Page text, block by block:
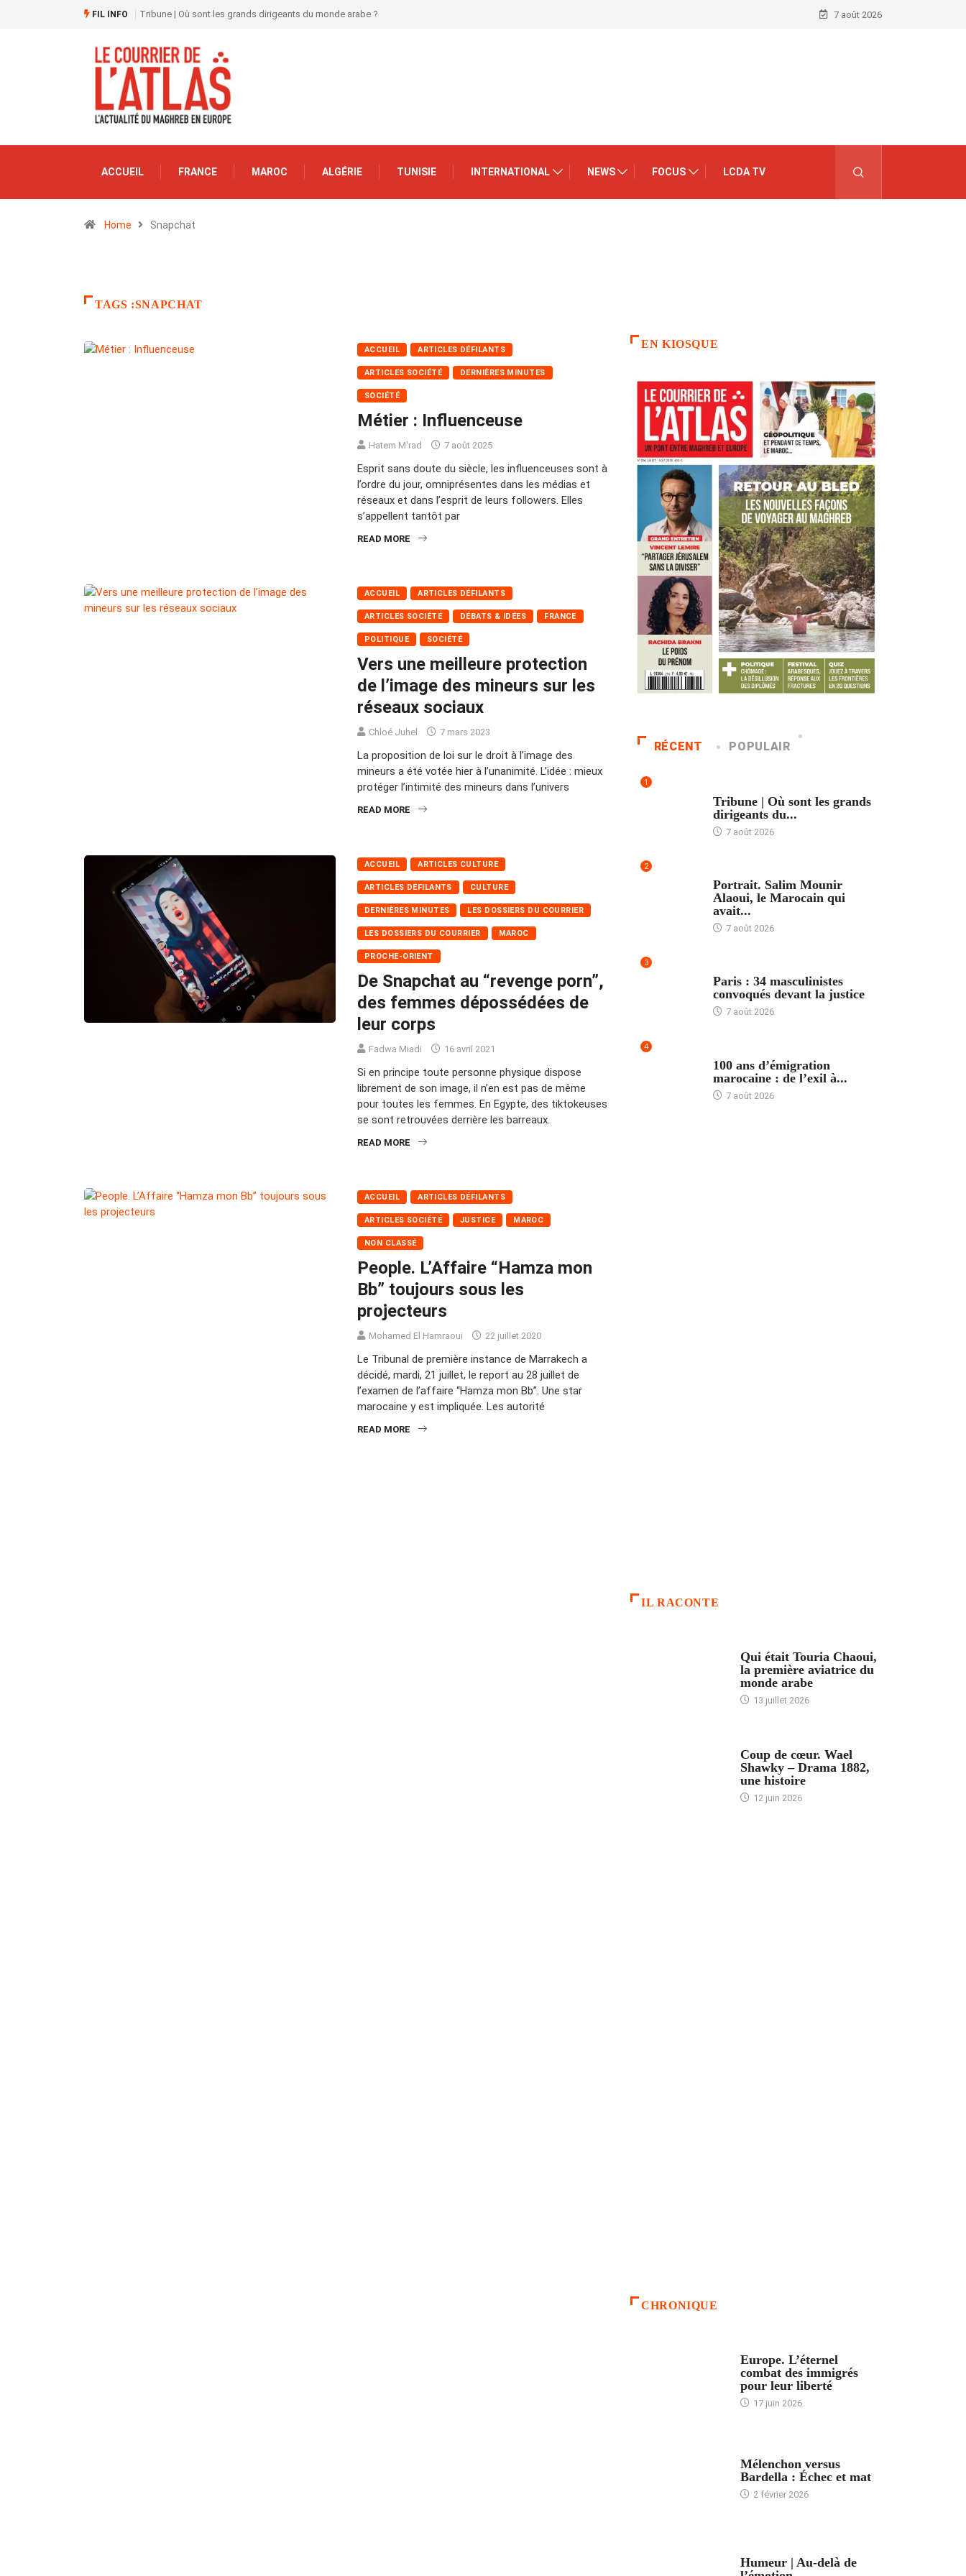
FIL INFO Tribune | Où sont les grands dirigeants du monde arabe ? 7 août 2026
ACCUEIL FRANCE MAROC ALGÉRIE TUNISIE INTERNATIONAL NEWS FOCUS LCDA TV
Home Snapchat
TAGS :SNAPCHAT
ACCUEIL ARTICLES DÉFILANTS
ARTICLES SOCIÉTÉ DERNIÈRES MINUTES
SOCIÉTÉ
Métier : Influenceuse
Hatem M'rad 7 août 2025
Esprit sans doute du siècle, les influenceuses sont à
l’ordre du jour, omniprésentes dans les médias et
réseaux et dans l’esprit de leurs followers. Elles
s’appellent tantôt par
READ MORE
ACCUEIL ARTICLES DÉFILANTS
ARTICLES SOCIÉTÉ DÉBATS & IDÉES FRANCE
POLITIQUE SOCIÉTÉ
Vers une meilleure protection
de l’image des mineurs sur les
réseaux sociaux
Chloé Juhel 7 mars 2023
La proposition de loi sur le droit à l’image des
mineurs a été votée hier à l’unanimité. L’idée : mieux
protéger l’intimité des mineurs dans l’univers
READ MORE
ACCUEIL ARTICLES CULTURE
ARTICLES DÉFILANTS CULTURE
DERNIÈRES MINUTES LES DOSSIERS DU COURRIER
LES DOSSIERS DU COURRIER MAROC
PROCHE-ORIENT
De Snapchat au “revenge porn”,
des femmes dépossédées de
leur corps
Fadwa Miadi 16 avril 2021
Si en principe toute personne physique dispose
librement de son image, il n’en est pas de même
pour toutes les femmes. En Egypte, des tiktokeuses
se sont retrouvées derrière les barreaux.
READ MORE
ACCUEIL ARTICLES DÉFILANTS
ARTICLES SOCIÉTÉ JUSTICE MAROC
NON CLASSÉ
People. L’Affaire “Hamza mon
Bb” toujours sous les
projecteurs
Mohamed El Hamraoui 22 juillet 2020
Le Tribunal de première instance de Marrakech a
décidé, mardi, 21 juillet, le report au 28 juillet de
l’examen de l’affaire “Hamza mon Bb”. Une star
marocaine y est impliquée. Les autorité
READ MORE
EN KIOSQUE
RÉCENT POPULAIR
1
Tribune | Où sont les grands
dirigeants du...
7 août 2026
2
Portrait. Salim Mounir
Alaoui, le Marocain qui
avait...
7 août 2026
3
Paris : 34 masculinistes
convoqués devant la justice
7 août 2026
4
100 ans d’émigration
marocaine : de l’exil à...
7 août 2026
IL RACONTE
Qui était Touria Chaoui,
la première aviatrice du
monde arabe
13 juillet 2026
Coup de cœur. Wael
Shawky – Drama 1882,
une histoire
12 juin 2026
CHRONIQUE
Europe. L’éternel
combat des immigrés
pour leur liberté
17 juin 2026
Mélenchon versus
Bardella : Échec et mat
2 février 2026
Humeur | Au-delà de